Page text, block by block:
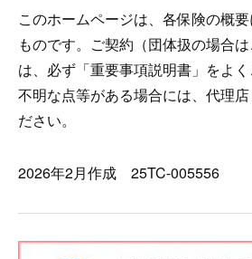
このホームページは、各保険の概
ものです。ご契約（団体扱の場合
は、必ず「重要事項説明書」をよ
不明な点等がある場合には、代理
ださい。
2026年2月作成 25TC-005556